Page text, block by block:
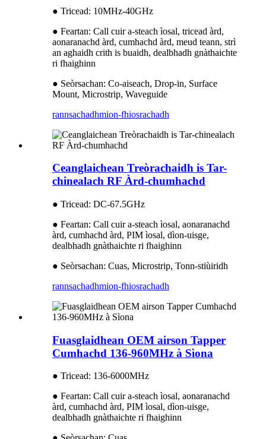
● Tricead: 10MHz-40GHz
● Feartan: Call cuir a-steach ìosal, tricead àrd,
aonaranachd àrd, cumhachd àrd, meud teann, strì
an aghaidh crith is buaidh, dealbhadh gnàthaichte
ri fhaighinn
● Seòrsachan: Co-aiseach, Drop-in, Surface
Mount, Microstrip, Waveguide
rannsachadhmion-fhiosrachadh
Ceanglaichean Treòrachaidh is Tar-
chinealach RF Àrd-chumhachd
● Tricead: DC-67.5GHz
● Feartan: Call cuir a-steach ìosal, aonaranachd
àrd, cumhachd àrd, PIM ìosal, dìon-uisge,
dealbhadh gnàthaichte ri fhaighinn
● Seòrsachan: Cuas, Microstrip, Tonn-stiùiridh
rannsachadhmion-fhiosrachadh
Fuasglaidhean OEM airson Tapper
Cumhachd 136-960MHz à Sìona
● Tricead: 136-6000MHz
● Feartan: Call cuir a-steach ìosal, aonaranachd
àrd, cumhachd àrd, PIM ìosal, dìon-uisge,
dealbhadh gnàthaichte ri fhaighinn